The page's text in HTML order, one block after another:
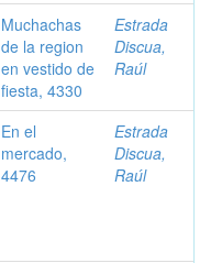
Muchachas
de la region
en vestido de
fiesta, 4330
Estrada
Discua,
Raúl
En el
mercado,
4476
Estrada
Discua,
Raúl